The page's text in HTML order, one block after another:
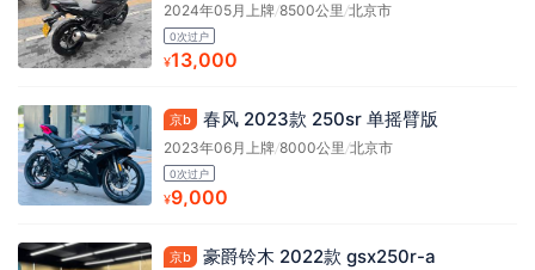
2024年05月上牌/8500公里/北京市
0次过户
¥13,000
京b 春风 2023款 250sr 单摇臂版
2023年06月上牌/8000公里/北京市
0次过户
¥9,000
京b 豪爵铃木 2022款 gsx250r-a